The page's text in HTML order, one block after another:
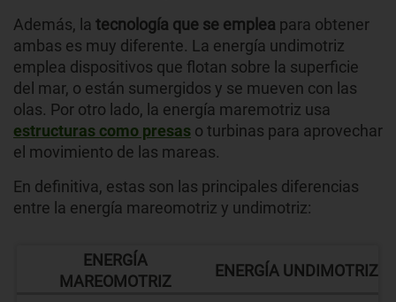
Además, la tecnología que se emplea para obtener
ambas es muy diferente. La energía undimotriz
emplea dispositivos que flotan sobre la superficie
del mar, o están sumergidos y se mueven con las
olas. Por otro lado, la energía maremotriz usa
estructuras como presas o turbinas para aprovechar
el movimiento de las mareas.
En definitiva, estas son las principales diferencias
entre la energía mareomotriz y undimotriz:
ENERGÍA
MAREOMOTRIZ
ENERGÍA UNDIMOTRIZ